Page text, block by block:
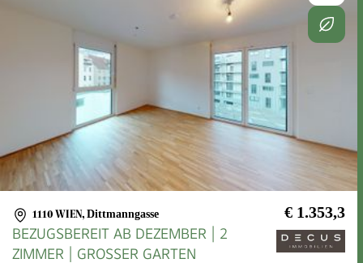
1110 WIEN, Dittmanngasse € 1.353,3
BEZUGSBEREIT AB DEZEMBER | 2
ZIMMER | GROSSER GARTEN